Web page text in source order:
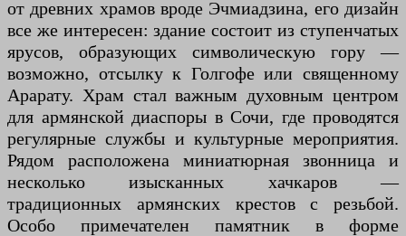
от древних храмов вроде Эчмиадзина, его дизайн
все же интересен: здание состоит из ступенчатых
ярусов, образующих символическую гору —
возможно, отсылку к Голгофе или священному
Арарату. Храм стал важным духовным центром
для армянской диаспоры в Сочи, где проводятся
регулярные службы и культурные мероприятия.
Рядом расположена миниатюрная звонница и
несколько изысканных хачкаров —
традиционных армянских крестов с резьбой.
Особо примечателен памятник в форме